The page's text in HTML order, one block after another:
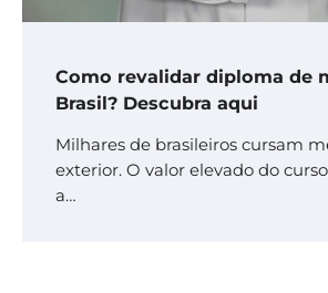
Como revalidar diploma de
Brasil? Descubra aqui
Milhares de brasileiros cursam
exterior. O valor elevado do
a…